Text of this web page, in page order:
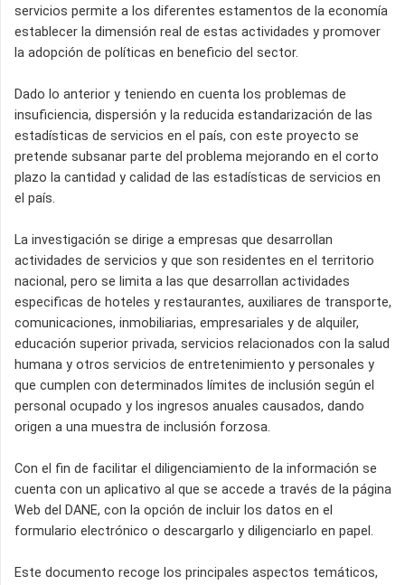
servicios permite a los diferentes estamentos de la economía
establecer la dimensión real de estas actividades y promover
la adopción de políticas en beneficio del sector.
Dado lo anterior y teniendo en cuenta los problemas de
insuficiencia, dispersión y la reducida estandarización de las
estadísticas de servicios en el país, con este proyecto se
pretende subsanar parte del problema mejorando en el corto
plazo la cantidad y calidad de las estadísticas de servicios en
el país.
La investigación se dirige a empresas que desarrollan
actividades de servicios y que son residentes en el territorio
nacional, pero se limita a las que desarrollan actividades
especificas de hoteles y restaurantes, auxiliares de transporte,
comunicaciones, inmobiliarias, empresariales y de alquiler,
educación superior privada, servicios relacionados con la salud
humana y otros servicios de entretenimiento y personales y
que cumplen con determinados límites de inclusión según el
personal ocupado y los ingresos anuales causados, dando
origen a una muestra de inclusión forzosa.
Con el fin de facilitar el diligenciamiento de la información se
cuenta con un aplicativo al que se accede a través de la página
Web del DANE, con la opción de incluir los datos en el
formulario electrónico o descargarlo y diligenciarlo en papel.
Este documento recoge los principales aspectos temáticos,